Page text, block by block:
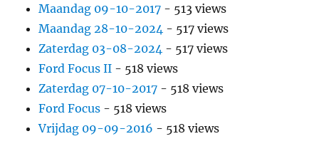
Maandag 09-10-2017 - 513 views
Maandag 28-10-2024 - 517 views
Zaterdag 03-08-2024 - 517 views
Ford Focus II - 518 views
Zaterdag 07-10-2017 - 518 views
Ford Focus - 518 views
Vrijdag 09-09-2016 - 518 views